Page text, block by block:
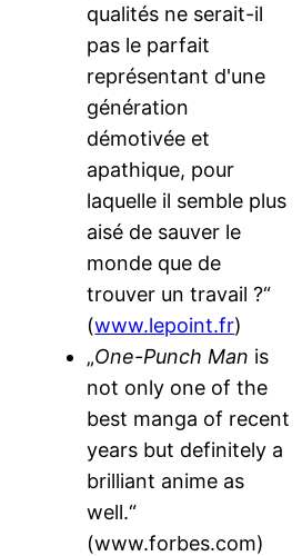
qualités ne serait-il
pas le parfait
représentant d'une
génération
démotivée et
apathique, pour
laquelle il semble plus
aisé de sauver le
monde que de
trouver un travail ?“
(www.lepoint.fr)
„One-Punch Man is
not only one of the
best manga of recent
years but definitely a
brilliant anime as
well.“
(www.forbes.com)